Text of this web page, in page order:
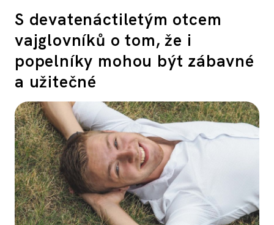
PSYCHOLOGIE
RODINA A DĚTI
SEX A VZTAHY
PORADNA
S devatenáctiletým otcem
vajglovníků o tom, že i
popelníky mohou být zábavné
a užitečné